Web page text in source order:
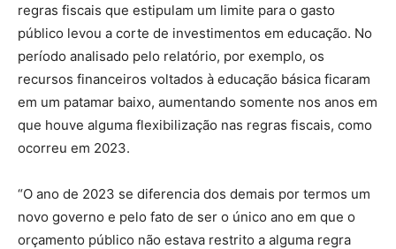
regras fiscais que estipulam um limite para o gasto
público levou a corte de investimentos em educação. No
período analisado pelo relatório, por exemplo, os
recursos financeiros voltados à educação básica ficaram
em um patamar baixo, aumentando somente nos anos em
que houve alguma flexibilização nas regras fiscais, como
ocorreu em 2023.
“O ano de 2023 se diferencia dos demais por termos um
novo governo e pelo fato de ser o único ano em que o
orçamento público não estava restrito a alguma regra